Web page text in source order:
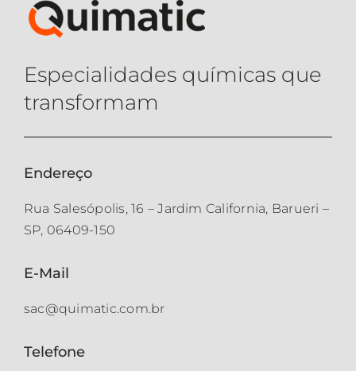
Especialidades químicas que
transformam
Endereço
Rua Salesópolis, 16 – Jardim California, Barueri –
SP, 06409-150
E-Mail
sac@quimatic.com.br
Telefone